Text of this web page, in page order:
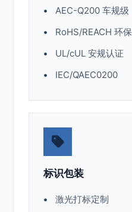
AEC-Q200 车规级
RoHS/REACH 环保
UL/cUL 安规认证
IEC/QAEC0200
标识包装
激光打标定制